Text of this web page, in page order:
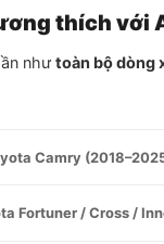
thích với
như toàn bộ dòng
Camry
Fortuner / Cross /